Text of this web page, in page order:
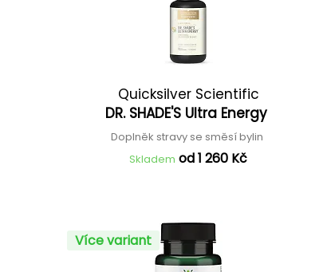
Quicksilver Scientific
DR. SHADE'S Ultra Energy
Doplněk stravy se směsí bylin
Skladem od 1 260 Kč
Více variant